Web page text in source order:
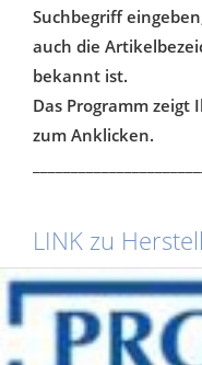
Suchbegriff
auch die
bekannt ist.
Das Programm
zum Anklicken.
LINK zu